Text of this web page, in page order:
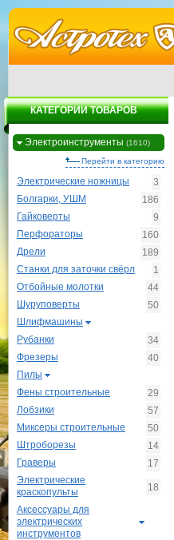
КАТЕГОРИИ ТОВАРОВ
Электроинструменты (1610)
Перейти в категорию
Электрические ножницы
3
Болгарки, УШМ
186
Гайковерты
9
Перфораторы
160
Дрели
189
Станки для заточки свёрл
1
Отбойные молотки
44
Шуруповерты
50
Шлифмашины
Рубанки
34
Фрезеры
40
Пилы
Фены строительные
29
Лобзики
57
Миксеры строительные
50
Штроборезы
14
Граверы
17
Электрические
краскопульты
18
Аксессуары для
электрических
инструментов